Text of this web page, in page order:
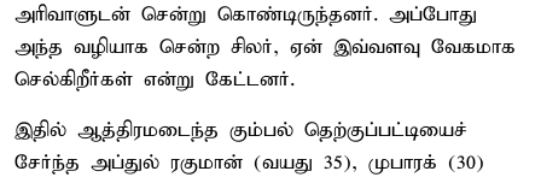
அரிவாளுடன் சென்று கொண்டிருந்தனர். அப்போது
அந்த வழியாக சென்ற சிலர், ஏன் இவ்வளவு வேகமாக
செல்கிறீர்கள் என்று கேட்டனர்.
இதில் ஆத்திரமடைந்த கும்பல் தெற்குப்பட்டியைச்
சேர்ந்த அப்துல் ரகுமான் (வயது 35), முபாரக் (30)